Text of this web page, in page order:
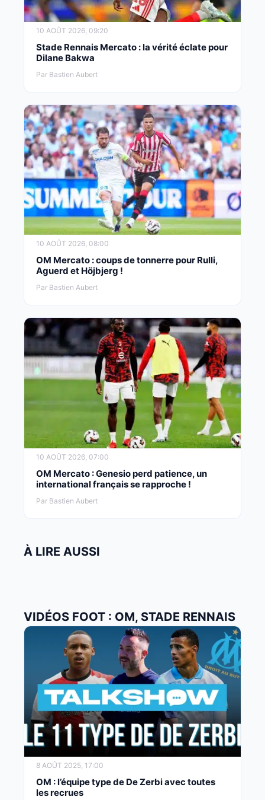
10 AOÛT 2026, 09:20
Stade Rennais Mercato : la vérité éclate pour
Dilane Bakwa
Par Bastien Aubert
10 AOÛT 2026, 08:00
OM Mercato : coups de tonnerre pour Rulli,
Aguerd et Höjbjerg !
Par Bastien Aubert
10 AOÛT 2026, 07:00
OM Mercato : Genesio perd patience, un
international français se rapproche !
Par Bastien Aubert
À LIRE AUSSI
VIDÉOS FOOT : OM, STADE RENNAIS
8 AOÛT 2025, 17:00
OM : l’équipe type de De Zerbi avec toutes
les recrues